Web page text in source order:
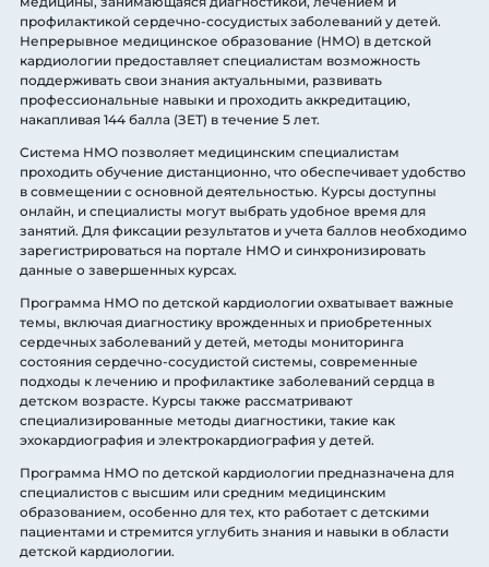
профилактикой сердечно-сосудистых заболеваний у детей.
Непрерывное медицинское образование (НМО) в детской
кардиологии предоставляет специалистам возможность
поддерживать свои знания актуальными, развивать
профессиональные навыки и проходить аккредитацию,
накапливая 144 балла (ЗЕТ) в течение 5 лет.
Система НМО позволяет медицинским специалистам
проходить обучение дистанционно, что обеспечивает удобство
в совмещении с основной деятельностью. Курсы доступны
онлайн, и специалисты могут выбрать удобное время для
занятий. Для фиксации результатов и учета баллов необходимо
зарегистрироваться на портале НМО и синхронизировать
данные о завершенных курсах.
Программа НМО по детской кардиологии охватывает важные
темы, включая диагностику врожденных и приобретенных
сердечных заболеваний у детей, методы мониторинга
состояния сердечно-сосудистой системы, современные
подходы к лечению и профилактике заболеваний сердца в
детском возрасте. Курсы также рассматривают
специализированные методы диагностики, такие как
эхокардиография и электрокардиография у детей.
Программа НМО по детской кардиологии предназначена для
специалистов с высшим или средним медицинским
образованием, особенно для тех, кто работает с детскими
пациентами и стремится углубить знания и навыки в области
детской кардиологии.